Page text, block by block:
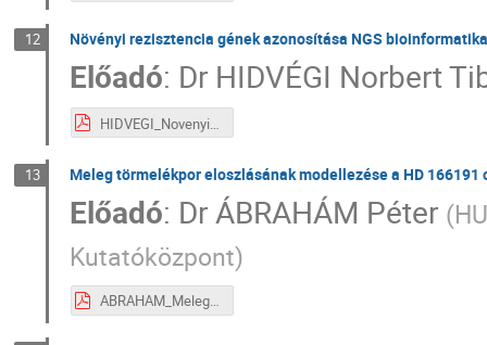
12 Növényi rezisztencia gének azonosítása NGS
Előadó: Dr HIDVÉGI Norbert
HIDVEGI_Novenyi_rezisztencia_genek_III_3.pdf
13 Meleg törmelékpor eloszlásának modellezése a HD
Előadó: DrÁBRAHÁM Péter (
Kutatóközpont)
ABRAHAM_Meleg_tormelekpor_III_4.pdf